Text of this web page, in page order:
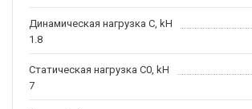
Динамическая нагрузка C, kН
1.8
Статическая нагрузка C0, kH
7